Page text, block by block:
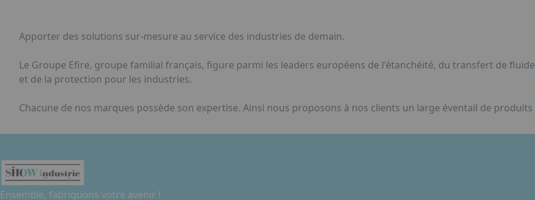
Apporter des solutions sur-mesure au service des industries de demain.
Le Groupe Efire, groupe familial français, figure parmi les leaders européens de l'étanchéité, du transfert de
et de la protection pour les industries.
Chacune de nos marques possède son expertise. Ainsi nous proposons à nos clients un large éventail de
Ensemble, fabriquons votre avenir !